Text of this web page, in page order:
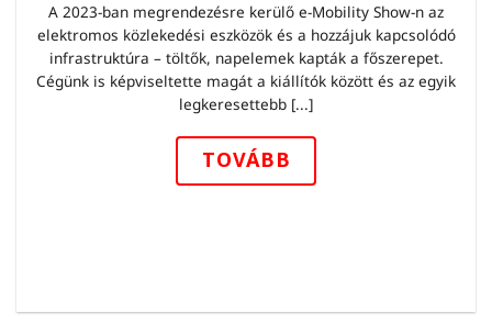
A 2023-ban megrendezésre kerülő e-Mobility Show-n az
elektromos közlekedési eszközök és a hozzájuk kapcsolódó
infrastruktúra – töltők, napelemek kapták a főszerepet.
Cégünk is képviseltette magát a kiállítók között és az egyik
legkeresettebb [...]
TOVÁBB